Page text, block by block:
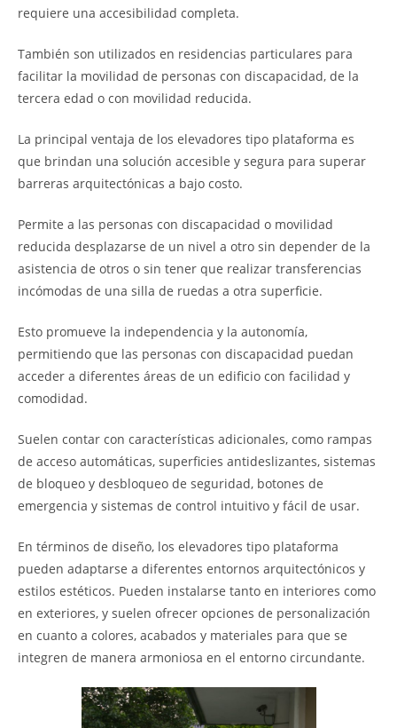
requiere una accesibilidad completa.
También son utilizados en residencias particulares para
facilitar la movilidad de personas con discapacidad, de la
tercera edad o con movilidad reducida.
La principal ventaja de los elevadores tipo plataforma es
que brindan una solución accesible y segura para superar
barreras arquitectónicas a bajo costo.
Permite a las personas con discapacidad o movilidad
reducida desplazarse de un nivel a otro sin depender de la
asistencia de otros o sin tener que realizar transferencias
incómodas de una silla de ruedas a otra superficie.
Esto promueve la independencia y la autonomía,
permitiendo que las personas con discapacidad puedan
acceder a diferentes áreas de un edificio con facilidad y
comodidad.
Suelen contar con características adicionales, como rampas
de acceso automáticas, superficies antideslizantes, sistemas
de bloqueo y desbloqueo de seguridad, botones de
emergencia y sistemas de control intuitivo y fácil de usar.
En términos de diseño, los elevadores tipo plataforma
pueden adaptarse a diferentes entornos arquitectónicos y
estilos estéticos. Pueden instalarse tanto en interiores como
en exteriores, y suelen ofrecer opciones de personalización
en cuanto a colores, acabados y materiales para que se
integren de manera armoniosa en el entorno circundante.